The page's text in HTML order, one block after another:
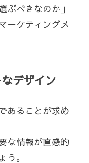
ぶべきなのか」
ーケティングメ
デザイン
あることが求め
な情報が直感的
。